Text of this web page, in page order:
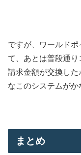
ですが、ワールド
て、あとは普段通
請求金額が交換し
なこのシステムがか
まとめ